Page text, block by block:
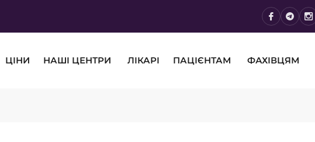
ЦІНИ НАШІ ЦЕНТРИ ЛІКАРІ ПАЦІЄНТАМ ФАХІВЦЯМ